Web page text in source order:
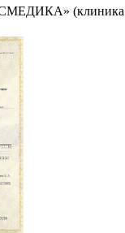
(клиника